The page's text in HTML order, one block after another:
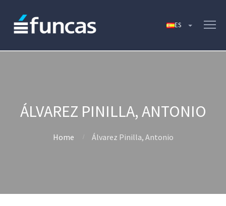
ÁLVAREZ PINILLA, ANTONIO
Home Álvarez Pinilla, Antonio